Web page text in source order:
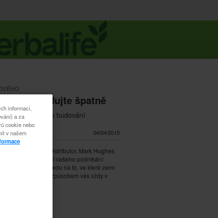
Nebudujte špatně
o správném budování
1:19 04/04/2015
Herbalife a první Distributor, Mark Hughes
důležitost budování vašeho podnikání
způsobem, bez ohledu na to, ve které zemi
Budování špatným způsobem vás vždy v
informací,
a za
cookie nebo
v našem